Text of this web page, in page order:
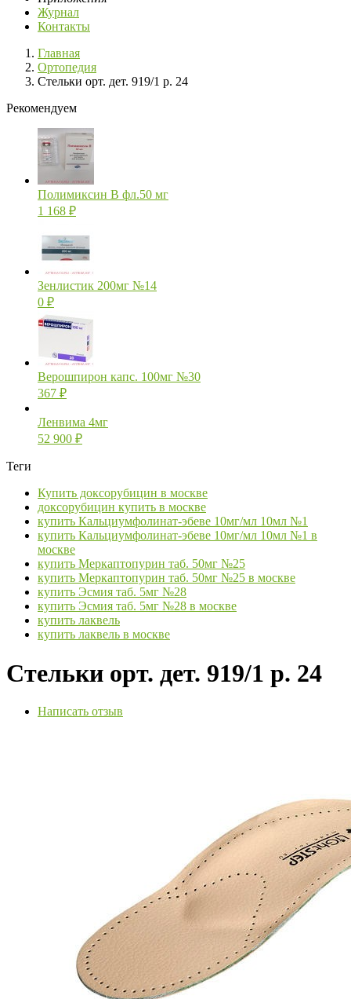
Журнал
Контакты
Главная
Ортопедия
Стельки орт. дет. 919/1 р. 24
Рекомендуем
Полимиксин В фл.50 мг
1 168 ₽
Зенлистик 200мг №14
0 ₽
Верошпирон капс. 100мг №30
367 ₽
Ленвима 4мг
52 900 ₽
Теги
Купить доксорубицин в москве
доксорубицин купить в москве
купить Кальциумфолинат-эбеве 10мг/мл 10мл №1
купить Кальциумфолинат-эбеве 10мг/мл 10мл №1 в
москве
купить Меркаптопурин таб. 50мг №25
купить Меркаптопурин таб. 50мг №25 в москве
купить Эсмия таб. 5мг №28
купить Эсмия таб. 5мг №28 в москве
купить лаквель
купить лаквель в москве
Стельки орт. дет. 919/1 р. 24
Написать отзыв